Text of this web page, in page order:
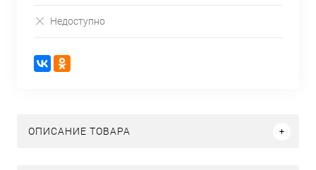
Недоступно
ОПИСАНИЕ ТОВАРА